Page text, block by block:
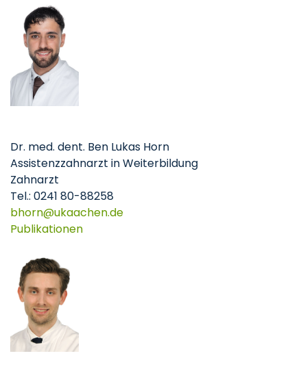
Dr. med. dent. Ben Lukas Horn
Assistenzzahnarzt in Weiterbildung
Zahnarzt
Tel.: 0241 80-88258
bhorn
ukaachende
Publikationen